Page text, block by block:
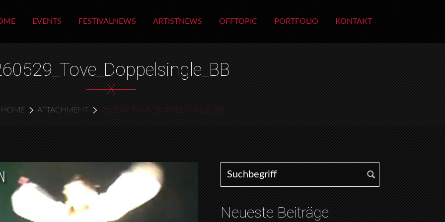
EVENTS FESTIVALNEWS ARTISTNEWS OFFTOPIC PORTFOLIO KONTAKT
X
HOME ATTACHMENT 260529_TOVE_DOPPELSINGLE_BB
Search for:
Neueste Beiträge